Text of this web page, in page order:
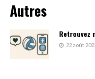
Autres
Retrouvez
22 août